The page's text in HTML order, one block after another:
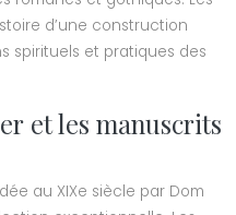
d’une construction
spirituels et pratiques des
et les manuscrits
au XIXe siècle par Dom